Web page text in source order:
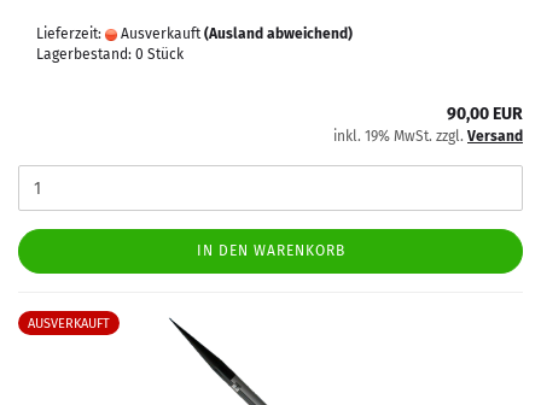
Lieferzeit: Ausverkauft (Ausland abweichend)
Lagerbestand: 0 Stück
90,00 EUR
inkl. 19% MwSt. zzgl. Versand
IN DEN WARENKORB
AUSVERKAUFT